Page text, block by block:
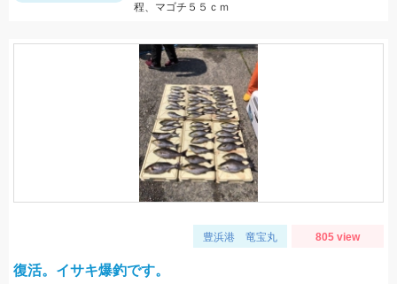
程、マゴチ５５ｃｍ
豊浜港 竜宝丸 805 view
復活。イサキ爆釣です。